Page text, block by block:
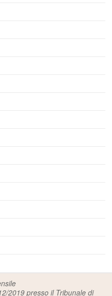
2019 presso il Tribunale di